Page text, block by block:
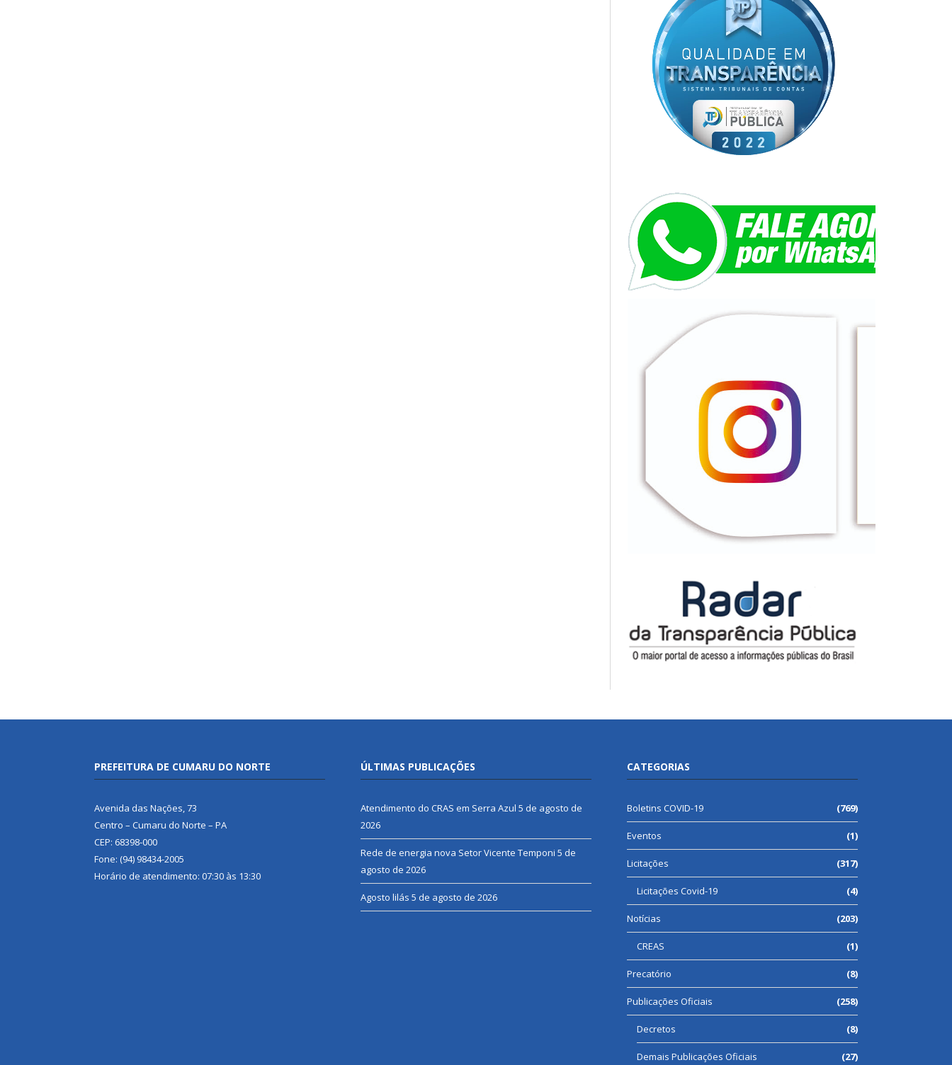
PREFEITURA DE CUMARU DO NORTE
Avenida das Nações, 73
Centro – Cumaru do Norte – PA
CEP: 68398-000
Fone: (94) 98434-2005
Horário de atendimento: 07:30 às 13:30
ÚLTIMAS PUBLICAÇÕES
Atendimento do CRAS em Serra Azul 5 de agosto de
2026
Rede de energia nova Setor Vicente Temponi 5 de
agosto de 2026
Agosto lilás 5 de agosto de 2026
CATEGORIAS
Boletins COVID-19 (769)
Eventos (1)
Licitações (317)
Licitações Covid-19 (4)
Notícias (203)
CREAS (1)
Precatório (8)
Publicações Oficiais (258)
Decretos (8)
Demais Publicações Oficiais (27)